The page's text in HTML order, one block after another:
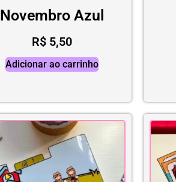
Novembro Azul
R$ 5,50
Adicionar ao carrinho